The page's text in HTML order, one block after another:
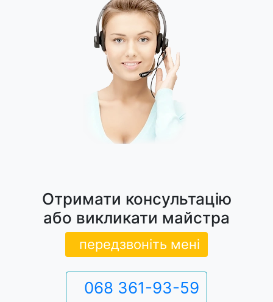
Отримати консультацію
або викликати майстра
передзвоніть мені
068 361-93-59